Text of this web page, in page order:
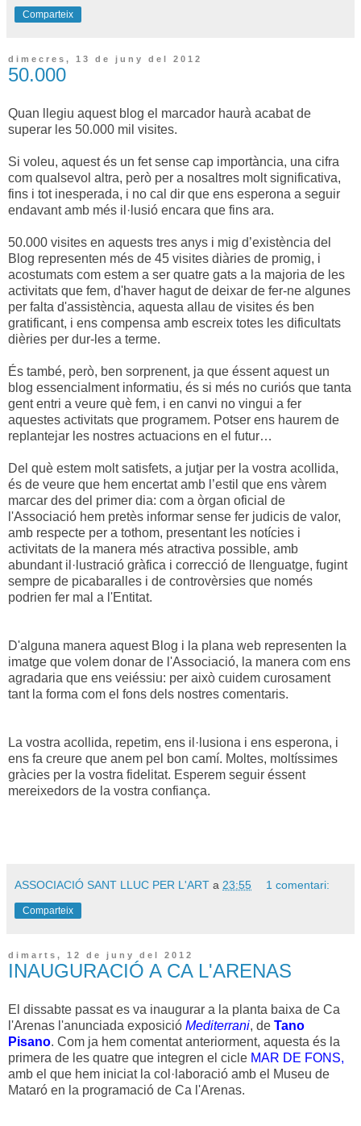
Comparteix
dimecres, 13 de juny del 2012
50.000
Quan llegiu aquest blog el marcador haurà acabat de
superar les 50.000 mil visites.
Si voleu, aquest és un fet sense cap importància, una cifra
com qualsevol altra, però per a nosaltres molt significativa,
fins i tot inesperada, i no cal dir que ens esperona a seguir
endavant amb més il·lusió encara que fins ara.
50.000 visites en aquests tres anys i mig d’existència del
Blog representen més de 45 visites diàries de promig, i
acostumats com estem a ser quatre gats a la majoria de les
activitats que fem, d'haver hagut de deixar de fer-ne algunes
per falta d'assistència, aquesta allau de visites és ben
gratificant, i ens compensa amb escreix totes les dificultats
dièries per dur-les a terme.
És també, però, ben sorprenent, ja que éssent aquest un
blog essencialment informatiu, és si més no curiós que tanta
gent entri a veure què fem, i en canvi no vingui a fer
aquestes activitats que programem. Potser ens haurem de
replantejar les nostres actuacions en el futur…
Del què estem molt satisfets, a jutjar per la vostra acollida,
és de veure que hem encertat amb l’estil que ens vàrem
marcar des del primer dia: com a òrgan oficial de
l'Associació hem pretès informar sense fer judicis de valor,
amb respecte per a tothom, presentant les notícies i
activitats de la manera més atractiva possible, amb
abundant il·lustració gràfica i correcció de llenguatge, fugint
sempre de picabaralles i de controvèrsies que només
podrien fer mal a l'Entitat.
D'alguna manera aquest Blog i la plana web representen la
imatge que volem donar de l'Associació, la manera com ens
agradaria que ens veiéssiu: per això cuidem curosament
tant la forma com el fons dels nostres comentaris.
La vostra acollida, repetim, ens il·lusiona i ens esperona, i
ens fa creure que anem pel bon camí. Moltes, moltíssimes
gràcies per la vostra fidelitat. Esperem seguir éssent
mereixedors de la vostra confiança.
ASSOCIACIÓ SANT LLUC PER L'ART a 23:55 1 comentari:
Comparteix
dimarts, 12 de juny del 2012
INAUGURACIÓ A CA L'ARENAS
El dissabte passat es va inaugurar a la planta baixa de Ca
l'Arenas l'anunciada exposició Mediterrani, de Tano
Pisano. Com ja hem comentat anteriorment, aquesta és la
primera de les quatre que integren el cicle MAR DE FONS,
amb el que hem iniciat la col·laboració amb el Museu de
Mataró en la programació de Ca l'Arenas.